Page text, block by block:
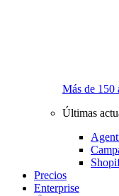
Más de 150
Últimas
Precios
Enterprise